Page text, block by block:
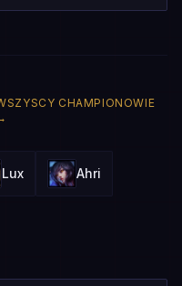
CHAMPIONOWIE
Lux Ahri